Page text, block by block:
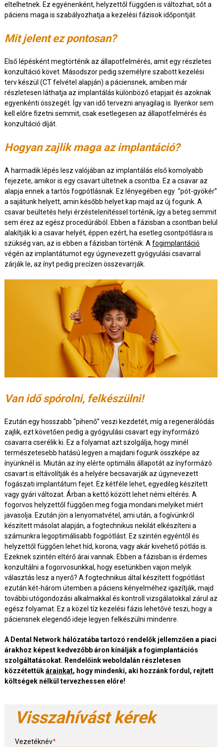
eltelhetnek. Ez egyénenként, helyzettől függően is változhat, sőt a
páciens maga is szabályozhatja a kezelési fázisok időpontját.
Mit jelent ez pontosan?
Első lépésként megtörténik az állapotfelmérés, amit egy részletes
konzultáció követ. Másodszor pedig személyre szabott kezelési
terv készül (CT felvétel alapján) a páciensnek, amiben már
részletesen láthatja az implantálás különböző etapjait és azoknak
egyenkénti összegét. Így van idő tervezni anyagilag is. Ilyenkor sem
kell előre fizetni semmit, csak esetlegesen az állapotfelmérés és
konzultáció díját.
Hogyan zajlik maga az implantáció?
A harmadik lépés lesz valójában az implantálás első komolyabb
fejezete, amikor is egy csavart ültetnek a csontba. Ez a csavar az
alapja ennek a tartós fogpótlásnak. Ez lényegében egy “pót-gyökér”
a sajátunk helyett, amin később helyet kap majd az új fogunk. A
csavar beültetés helyi érzéstelenítéssel történik, így a beteg semmit
sem érez az egész procedúrából. Ebben a fázisban a csontban belül
alakítják ki a csavar helyét, éppen ezért, ha esetleg csontpótlásra is
szükség van, az is ebben a fázisban történik. A fogimplantáció
végén az implantátumot egy úgynevezett gyógyulási csavarral
zárják le, az ínyt pedig precízen összevarrják.
Van idő spórolni, felkészülni!
Ezután egy hosszabb “pihenő” veszi kezdetét, míg a regenerálódás
zajlik, ezt követően pedig a gyógyulási csavart egy ínyformázó
csavarra cserélik ki. Ez a folyamat azt szolgálja, hogy minél
természetesebb hatású legyen a majdani fogunk összképe az
ínyünknél is. Miután az íny elérte optimális állapotát az ínyformázó
csavart is eltávolítják és a helyére becsavarják az úgynevezett
fogászati implantátum fejet. Ez kétféle lehet, egyedileg készített
vagy gyári változat. Árban a kettő között lehet némi eltérés. A
fogorvos helyzettől függően meg fogja mondani melyiket miért
javasolja. Ezután jön a lenyomatvétel, ami után, a fogívünkről
készített másolat alapján, a fogtechnikus nekilát elkészíteni a
számunkra legoptimálisabb fogpótlást. Ez szintén egyéntől és
helyzettől függően lehet híd, korona, vagy akár kivehető pótlás is.
Ezeknek szintén eltérő árai vannak. Ebben a fázisban is érdemes
konzultálni a fogorvosunkkal, hogy esetünkben vajon melyik
választás lesz a nyerő? A fogtechnikus által készített fogpótlást
ezután két-három ütemben a páciens kényelméhez igazítják, majd
további utógondozási alkalmakkal és kontroll vizsgálatokkal zárul az
egész folyamat. Ez a közel tíz kezelési fázis lehetővé teszi, hogy a
páciensnek elegendő ideje legyen felkészülni mindenre.
A Dental Network hálózatába tartozó rendelők jellemzően a piaci
árakhoz képest kedvezőbb áron kínálják a fogimplantációs
szolgáltatásokat. Rendelőink weboldalán részletesen
közzétettükárainkat, hogy mindenki, aki hozzánk fordul, rejtett
költségek nélkül tervezhessen előre!
Visszahívást kérek
Vezetéknév*